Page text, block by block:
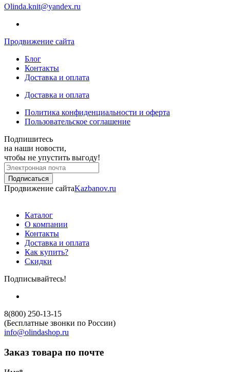
Olinda.knit@yandex.ru
Продвижение сайта
Блог
Контакты
Доставка и оплата
Доставка и оплата
Политика конфиденциальности и оферта
Пользовательское соглашение
Подпишитесь
на наши новости,
чтобы не упустить выгоду!
Продвижение сайтаKazbanov.ru
Каталог
О компании
Контакты
Доставка и оплата
Как купить?
Скидки
Подписывайтесь!
8(800) 250-13-15
(Бесплатные звонки по России)
info@olindashop.ru
Заказ товара по почте